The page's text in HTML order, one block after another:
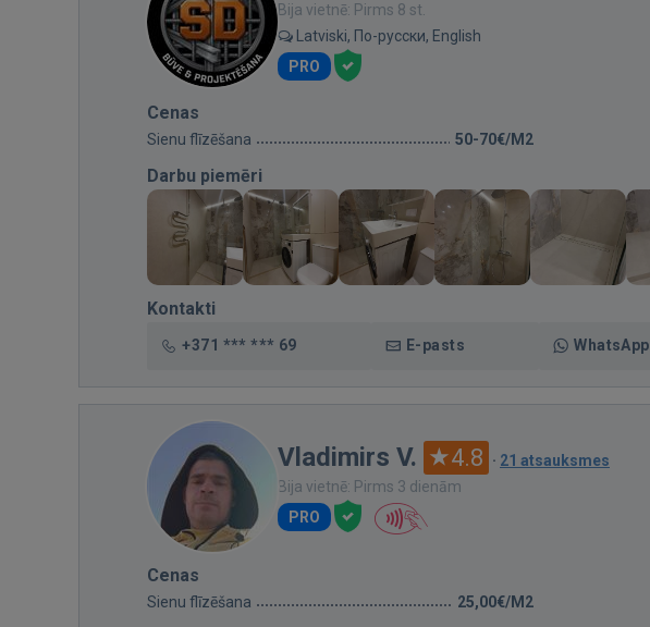
Bija vietnē: Pirms 8 st.
Latviski, По-русски, English
PRO
Cenas
Sienu flīzēšana 50-70€/M2
Darbu piemēri
Kontakti
+371 *** *** 69 E-pasts WhatsApp
Vladimirs V. 4.8 · 21 atsauksmes
Bija vietnē: Pirms 3 dienām
PRO
Cenas
Sienu flīzēšana 25,00€/M2